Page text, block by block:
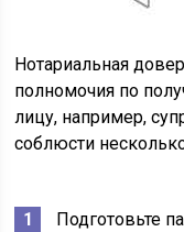
Нотариальная
полномочия по
лицу, например,
соблюсти
Подготовьте